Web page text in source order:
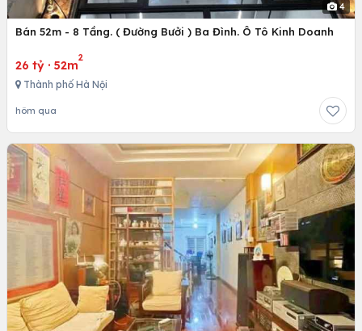
4
Bán 52m - 8 Tầng. ( Đường Bưởi ) Ba Đình. Ô Tô Kinh Doanh
26 tỷ · 52m
2
Thành phố Hà Nội
hôm qua